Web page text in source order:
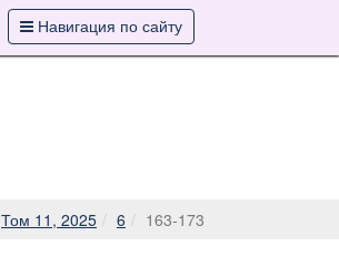
Навигация по сайту
Том 11, 2025 6 163-173